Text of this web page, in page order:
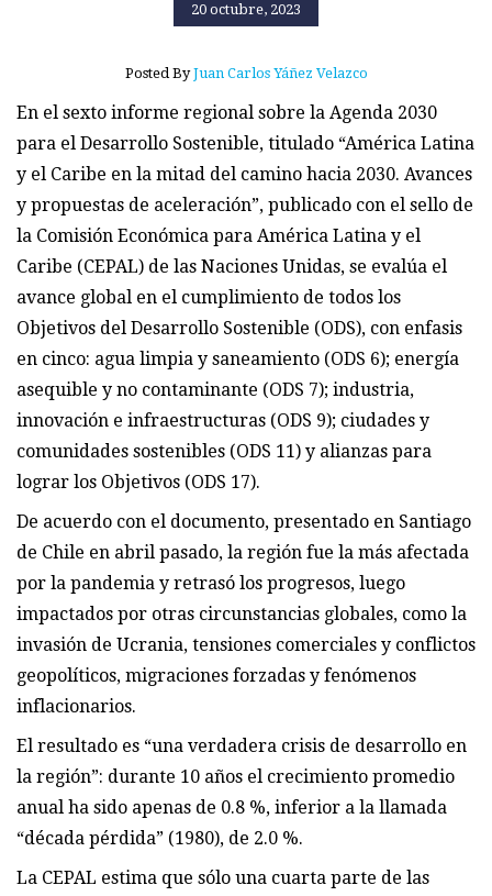
20 octubre, 2023
Posted ByJuan Carlos Yáñez Velazco
En el sexto informe regional sobre la Agenda 2030
para el Desarrollo Sostenible, titulado “América Latina
y el Caribe en la mitad del camino hacia 2030. Avances
y propuestas de aceleración”, publicado con el sello de
la Comisión Económica para América Latina y el
Caribe (CEPAL) de las Naciones Unidas, se evalúa el
avance global en el cumplimiento de todos los
Objetivos del Desarrollo Sostenible (ODS), con enfasis
en cinco: agua limpia y saneamiento (ODS 6); energía
asequible y no contaminante (ODS 7); industria,
innovación e infraestructuras (ODS 9); ciudades y
comunidades sostenibles (ODS 11) y alianzas para
lograr los Objetivos (ODS 17).
De acuerdo con el documento, presentado en Santiago
de Chile en abril pasado, la región fue la más afectada
por la pandemia y retrasó los progresos, luego
impactados por otras circunstancias globales, como la
invasión de Ucrania, tensiones comerciales y conflictos
geopolíticos, migraciones forzadas y fenómenos
inflacionarios.
El resultado es “una verdadera crisis de desarrollo en
la región”: durante 10 años el crecimiento promedio
anual ha sido apenas de 0.8 %, inferior a la llamada
“década pérdida” (1980), de 2.0 %.
La CEPAL estima que sólo una cuarta parte de las